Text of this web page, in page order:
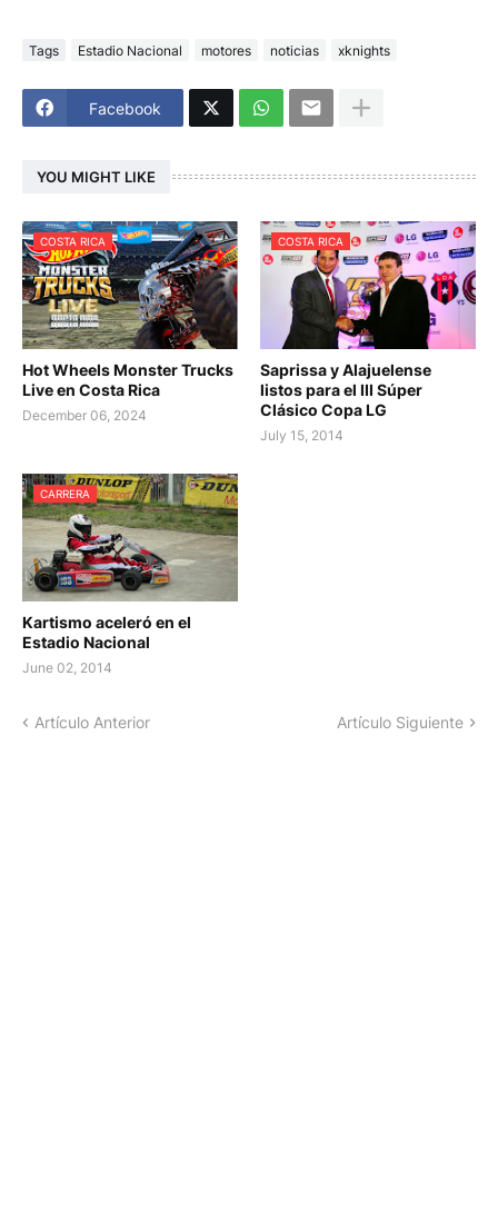
Tags Estadio Nacional motores noticias xknights
Facebook
YOU MIGHT LIKE
COSTA RICA
Hot Wheels Monster Trucks
Live en Costa Rica
December 06, 2024
COSTA RICA
Saprissa y Alajuelense
listos para el III Súper
Clásico Copa LG
July 15, 2014
CARRERA
Kartismo aceleró en el
Estadio Nacional
June 02, 2014
Artículo Anterior Artículo Siguiente